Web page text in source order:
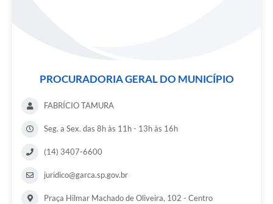
PROCURADORIA GERAL DO MUNICÍPIO
FABRÍCIO TAMURA
Seg. a Sex. das 8h às 11h - 13h às 16h
(14) 3407-6600
juridico@garca.sp.gov.br
Praça Hilmar Machado de Oliveira, 102 - Centro